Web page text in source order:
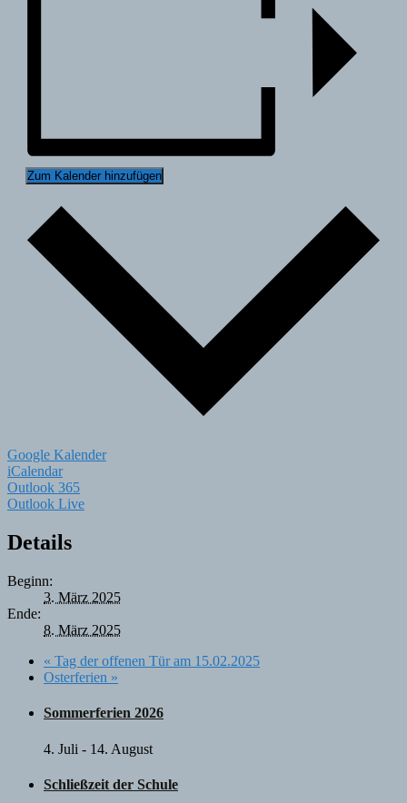
Zum Kalender hinzufügen
Google Kalender
iCalendar
Outlook 365
Outlook Live
Details
Beginn:
3. März 2025
Ende:
8. März 2025
« Tag der offenen Tür am 15.02.2025
Osterferien »
Sommerferien 2026
4. Juli - 14. August
Schließzeit der Schule